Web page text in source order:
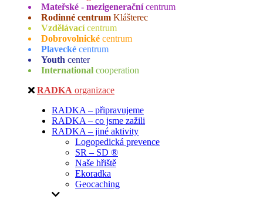
Mateřské - mezigenerační centrum
Rodinné centrum Klášterec
Vzdělávací centrum
Dobrovolnické centrum
Plavecké centrum
Youth center
International cooperation
RADKA organizace
RADKA – připravujeme
RADKA – co jsme zažili
RADKA – jiné aktivity
Logopedická prevence
SR – SD ®
Naše hřiště
Ekoradka
Geocaching